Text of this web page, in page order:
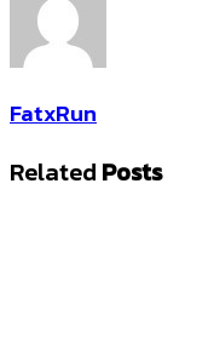
FatxRun
Related Posts